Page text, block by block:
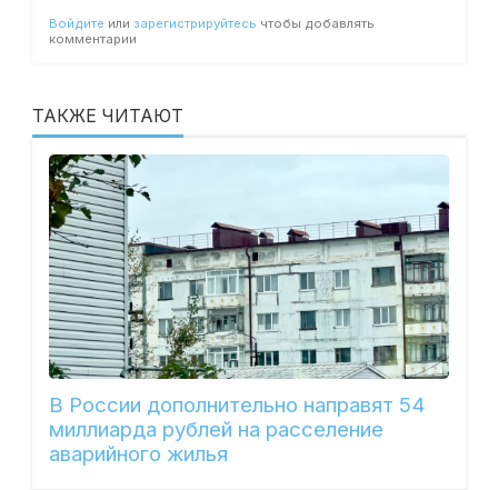
Войдите или зарегистрируйтесь чтобы добавлять
комментарии
ТАКЖЕ ЧИТАЮТ
В России дополнительно направят 54
миллиарда рублей на расселение
аварийного жилья